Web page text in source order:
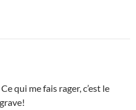
qui me fais rager, c’est le